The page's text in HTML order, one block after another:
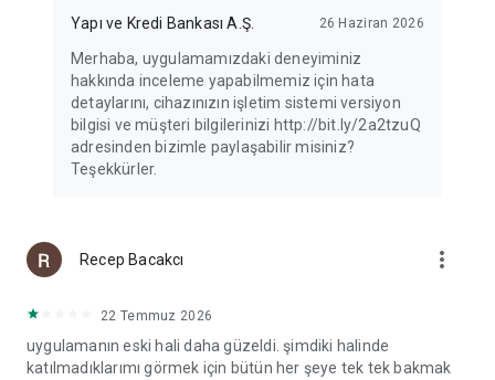
Yapı ve Kredi Bankası A.Ş. 26 Haziran 2026
Merhaba, uygulamamızdaki deneyiminiz
hakkında inceleme yapabilmemiz için hata
detaylarını, cihazınızın işletim sistemi versiyon
bilgisi ve müşteri bilgilerinizi http://bit.ly/2a2tzuQ
adresinden bizimle paylaşabilir misiniz?
Teşekkürler.
Recep Bacakcı more_vert
22 Temmuz 2026
uygulamanın eski hali daha güzeldi. şimdiki halinde
katılmadıklarımı görmek için bütün her şeye tek tek bakmak